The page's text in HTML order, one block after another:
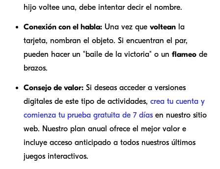
hijo voltee una, debe intentar decir el nombre.
Conexión con el habla: Una vez que voltean la
tarjeta, nombran el objeto. Si encuentran el par,
pueden hacer un "baile de la victoria" o un flameo de
brazos.
Consejo de valor: Si deseas acceder a versiones
digitales de este tipo de actividades, crea tu cuenta y
comienza tu prueba gratuita de 7 días en nuestro sitio
web. Nuestro plan anual ofrece el mejor valor e
incluye acceso anticipado a todos nuestros últimos
juegos interactivos.